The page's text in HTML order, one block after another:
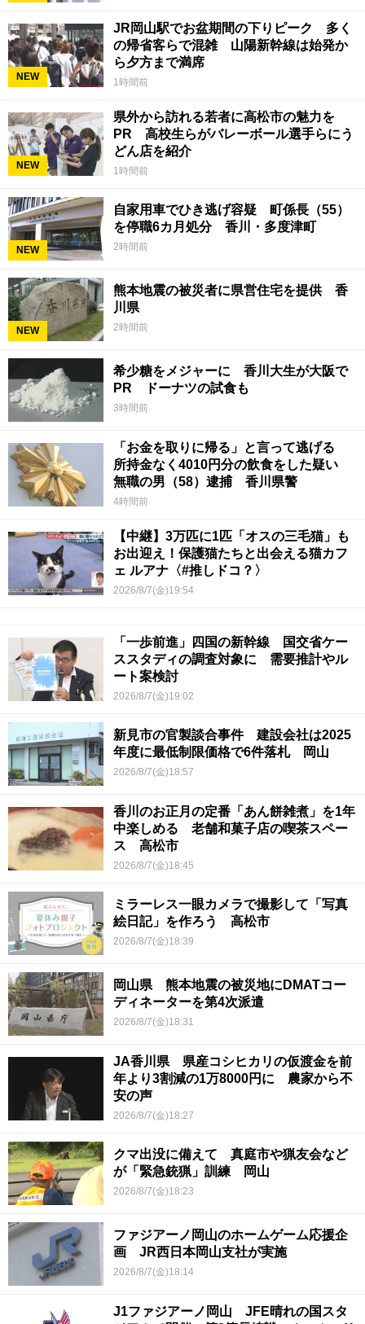
NEW
JR岡山駅でお盆期間の下りピーク 多く
の帰省客らで混雑 山陽新幹線は始発か
ら夕方まで満席
1時間前
NEW
県外から訪れる若者に高松市の魅力を
PR 高校生らがバレーボール選手らにう
どん店を紹介
1時間前
NEW
自家用車でひき逃げ容疑 町係長（55）
を停職6カ月処分 香川・多度津町
2時間前
NEW
熊本地震の被災者に県営住宅を提供 香
川県
2時間前
希少糖をメジャーに 香川大生が大阪で
PR ドーナツの試食も
3時間前
「お金を取りに帰る」と言って逃げる
所持金なく4010円分の飲食をした疑い
無職の男（58）逮捕 香川県警
4時間前
【中継】3万匹に1匹「オスの三毛猫」も
お出迎え！保護猫たちと出会える猫カフ
ェ ルアナ〈#推しドコ？〉
2026/8/7(金)19:54
「一歩前進」四国の新幹線 国交省ケー
ススタディの調査対象に 需要推計やル
ート案検討
2026/8/7(金)19:02
新見市の官製談合事件 建設会社は2025
年度に最低制限価格で6件落札 岡山
2026/8/7(金)18:57
香川のお正月の定番「あん餅雑煮」を1年
中楽しめる 老舗和菓子店の喫茶スペー
ス 高松市
2026/8/7(金)18:45
ミラーレス一眼カメラで撮影して「写真
絵日記」を作ろう 高松市
2026/8/7(金)18:39
岡山県 熊本地震の被災地にDMATコー
ディネーターを第4次派遣
2026/8/7(金)18:31
JA香川県 県産コシヒカリの仮渡金を前
年より3割減の1万8000円に 農家から不
安の声
2026/8/7(金)18:27
クマ出没に備えて 真庭市や猟友会など
が「緊急銃猟」訓練 岡山
2026/8/7(金)18:23
ファジアーノ岡山のホームゲーム応援企
画 JR西日本岡山支社が実施
2026/8/7(金)18:14
J1ファジアーノ岡山 JFE晴れの国スタ